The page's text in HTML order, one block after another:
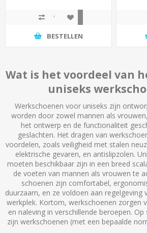
BESTELLEN
Wat is het voordeel van
uniseks
Werkschoenen voor uniseks zijn
worden door zowel mannen als
het ontwerp en de functionaliteit
geslachten. Het dragen van
voordelen, zoals veiligheid met stalen
elektrische gevaren, en antislipzolen.
moeten beschikbaar zijn in een breed
de voeten van mannen als vrouwen te
schoenen zijn comfortabel,
duurzaam, en ze voldoen aan regelgeving
werkplek. Kortom, werkschoenen zorgen
en naleving in verschillende beroepen.
zijn werkschoenen (met een bepaalde